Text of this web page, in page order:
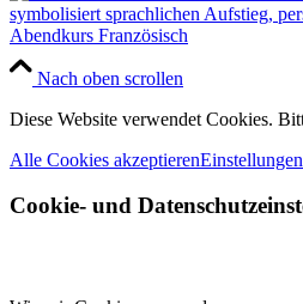
Abendkurs Französisch
Nach oben scrollen
Diese Website verwendet Cookies.
Alle Cookies akzeptieren
Cookie- und